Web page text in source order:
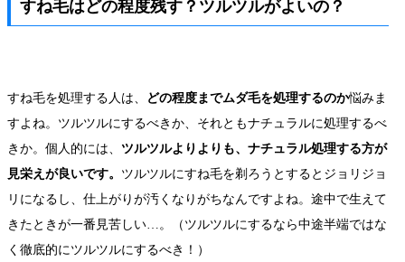
すね毛はどの程度残す？ツルツルがよいの？
すね毛を処理する人は、 どの程度までムダ毛を処理するのか悩みま
すよね。ツルツルにするべきか、それともナチュラルに処理するべ
きか。個人的には、 ツルツルよりよりも、ナチュラル処理する方が
見栄えが良いです。 ツルツルにすね毛を剃ろうとするとジョリジョ
リになるし、仕上がりが汚くなりがちなんですよね。途中で生えて
きたときが一番見苦しい…。（ツルツルにするなら中途半端ではな
く徹底的にツルツルにするべき！）